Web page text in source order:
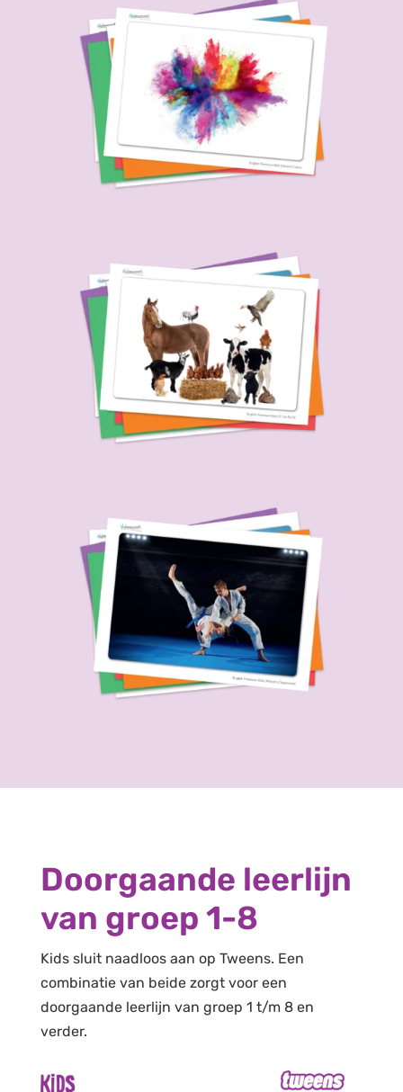
Doorgaande leerlijn
van groep 1-8
Kids sluit naadloos aan op Tweens. Een
combinatie van beide zorgt voor een
doorgaande leerlijn van groep 1 t/m 8 en
verder.